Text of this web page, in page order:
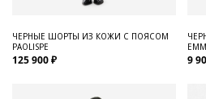
ЧЕРНЫЕ ШОРТЫ ИЗ КОЖИ С ПОЯСОМ
PAOLISPE
125 900 ₽ 9